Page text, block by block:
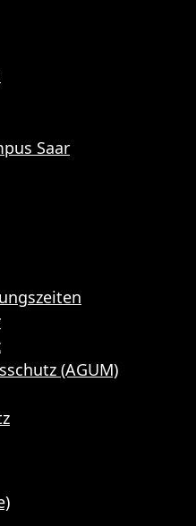
Saar
(AGUM)